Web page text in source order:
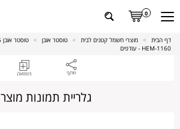
0
דף הבית > מוצרי חשמל קטנים לבית > טוסטר אובן >
HEM-1160 - עודפים
גלריית תמונות מוצר